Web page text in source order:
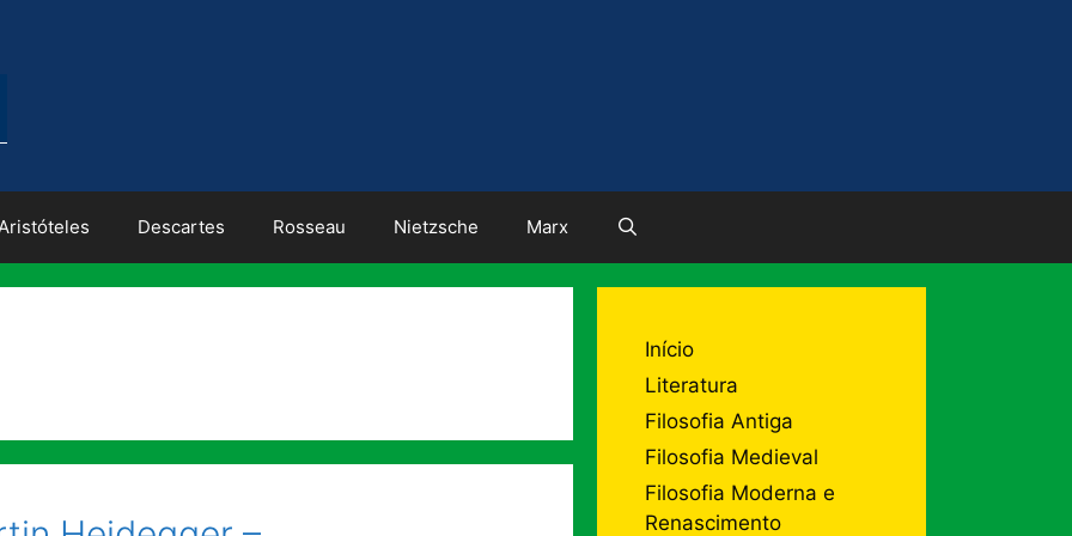
Descartes Rosseau Nietzsche Marx
Início
Literatura
Filosofia Antiga
Filosofia Medieval
Filosofia Moderna e
Renascimento